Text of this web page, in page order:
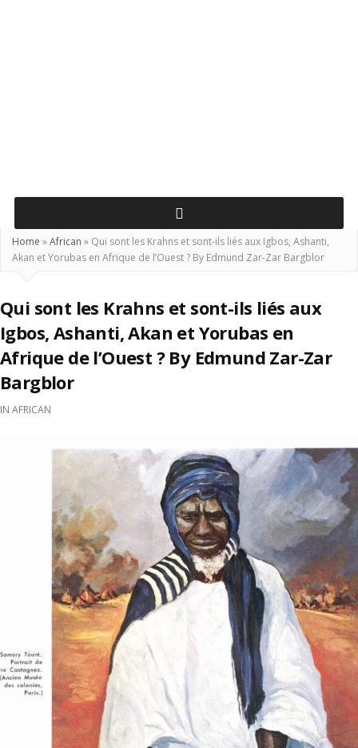
Home »African » Qui sont les Krahns et sont-ils liés aux Igbos, Ashanti,
Akan et Yorubas en Afrique de l’Ouest ? By Edmund Zar-Zar Bargblor
Qui sont les Krahns et sont-ils liés aux
Igbos, Ashanti, Akan et Yorubas en
Afrique de l’Ouest ? By Edmund Zar-Zar
Bargblor
IN AFRICAN